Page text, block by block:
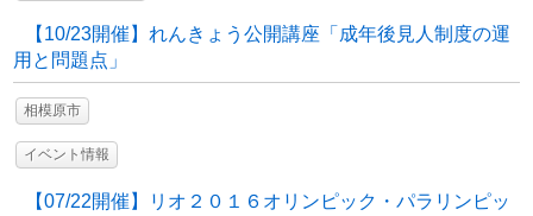
【10/23開催】れんきょう公開講座「成年後見人制度の運
用と問題点」
相模原市
イベント情報
【07/22開催】リオ２０１６オリンピック・パラリンピッ